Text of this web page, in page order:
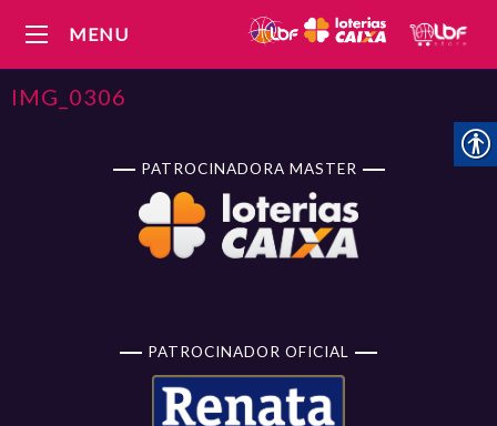
MENU
IMG_0306
PATROCINADORA MASTER
PATROCINADOR OFICIAL